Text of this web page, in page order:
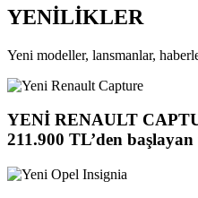
YENİLİKLER
Yeni modeller, lansmanlar,
YENİ RENAULT
211.900 TL’den